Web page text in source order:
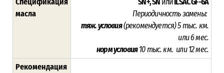
масла
Периодичность замены:
тяж. условия(рекомендуется)5 тыс. км.
или 6 мес.
норм условия10 тыс. км. или 12 мес.
Рекомендация